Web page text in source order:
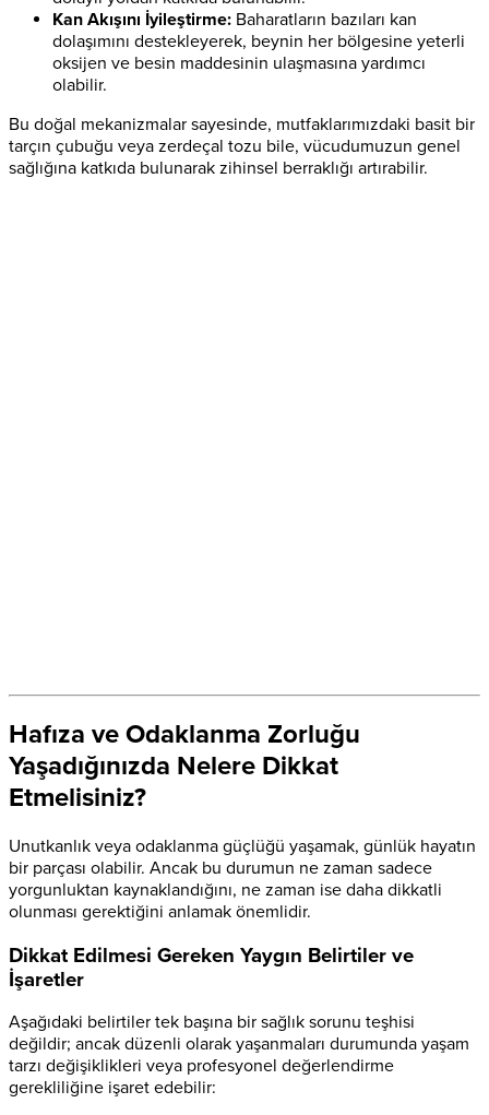
Kan Akışını İyileştirme: Baharatların bazıları kan
dolaşımını destekleyerek, beynin her bölgesine yeterli
oksijen ve besin maddesinin ulaşmasına yardımcı
olabilir.
Bu doğal mekanizmalar sayesinde, mutfaklarımızdaki basit bir
tarçın çubuğu veya zerdeçal tozu bile, vücudumuzun genel
sağlığına katkıda bulunarak zihinsel berraklığı artırabilir.
Hafıza ve Odaklanma Zorluğu
Yaşadığınızda Nelere Dikkat
Etmelisiniz?
Unutkanlık veya odaklanma güçlüğü yaşamak, günlük hayatın
bir parçası olabilir. Ancak bu durumun ne zaman sadece
yorgunluktan kaynaklandığını, ne zaman ise daha dikkatli
olunması gerektiğini anlamak önemlidir.
Dikkat Edilmesi Gereken Yaygın Belirtiler ve
İşaretler
Aşağıdaki belirtiler tek başına bir sağlık sorunu teşhisi
değildir; ancak düzenli olarak yaşanmaları durumunda yaşam
tarzı değişiklikleri veya profesyonel değerlendirme
gerekliliğine işaret edebilir: